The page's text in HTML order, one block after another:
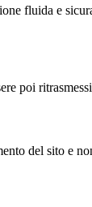
fluida e
poi
del sito e